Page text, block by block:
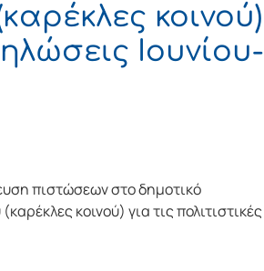
κοινού)
Ιουνίου-
πιστώσεων στο δημοτικό
κοινού) για τις πολιτιστικές